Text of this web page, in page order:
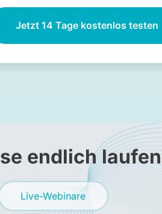
Jetzt 14 Tage kostenlos testen
endlich laufen
Live-Webinare